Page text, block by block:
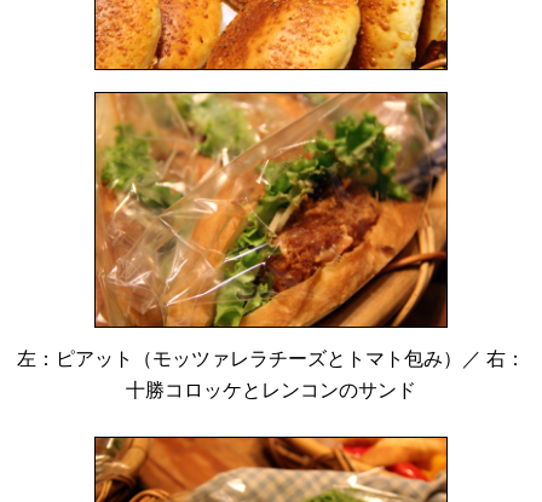
左：ピアット（モッツァレラチーズとトマト包み）／ 右：
十勝コロッケとレンコンのサンド